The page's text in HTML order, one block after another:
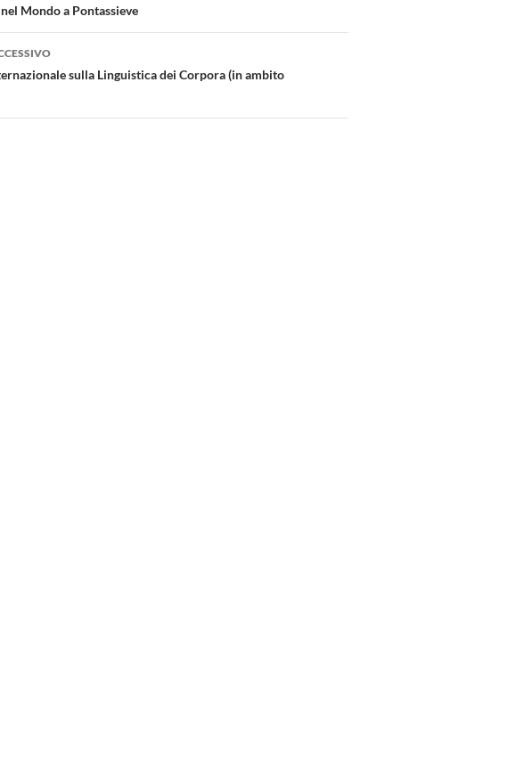
Mondo a Pontassieve
sulla Linguistica dei Corpora (in ambito